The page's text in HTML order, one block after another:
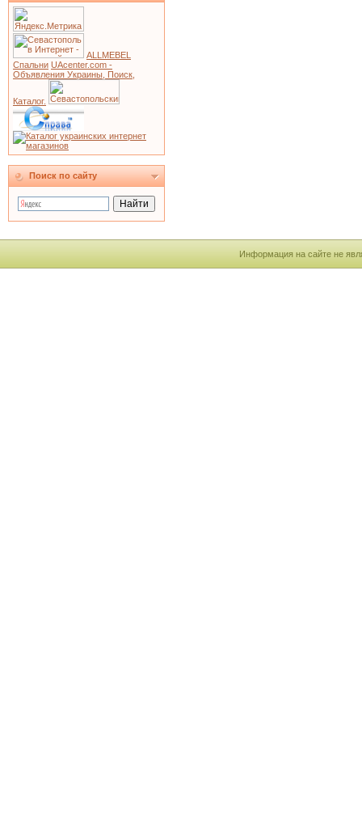
ALLMEBEL
Спальни UAcenter.com -
Объявления Украины, Поиск,
Каталог.
Поиск по сайту
Информация на сайте не